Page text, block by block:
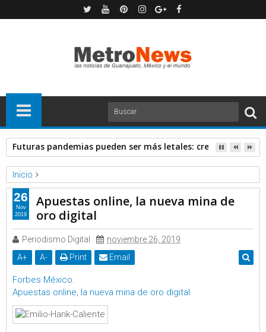
Futuras pandemias pueden ser más letales: creadora de
Inicio
Forbes
Noticias Apuestas online, la nueva mina de oro digital
Apuestas online, la nueva mina de
oro digital
Periodismo Digital
noviembre 26, 2019
A+ A- Print Email
Forbes México.
Apuestas online, la nueva mina de oro digital
26
Nov
2019